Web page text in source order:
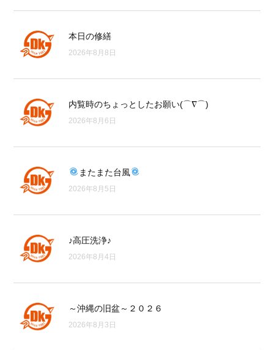
本日の修繕
2026年8月8日
内覧時のちょっとしたお願い(⌒∇⌒)
2026年8月6日
またまた台風
2026年8月5日
♪高圧洗浄♪
2026年8月4日
～沖縄の旧盆～２０２６
2026年8月3日